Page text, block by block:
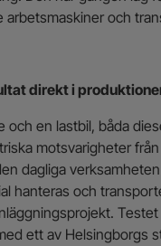
arbetsmaskiner och
direkt i
och en lastbil, båda
motsvarigheter
dagliga
hanteras och
ett av Helsingborgs